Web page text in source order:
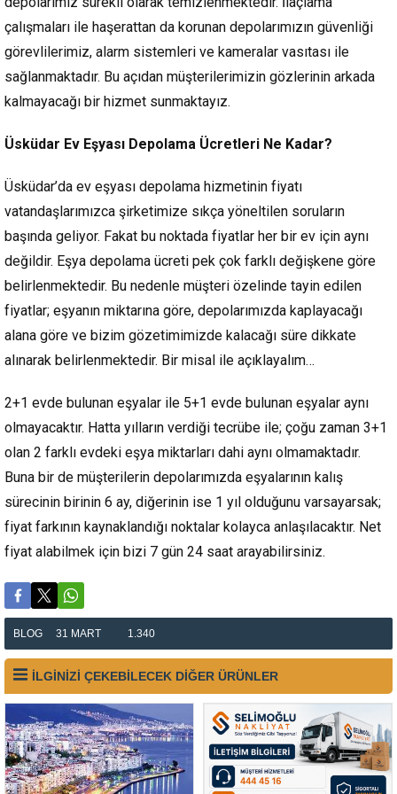
çalışmaları ile haşerattan da korunan depolarımızın güvenliği
görevlilerimiz, alarm sistemleri ve kameralar vasıtası ile
sağlanmaktadır. Bu açıdan müşterilerimizin gözlerinin arkada
kalmayacağı bir hizmet sunmaktayız.
Üsküdar Ev Eşyası Depolama Ücretleri Ne Kadar?
Üsküdar’da ev eşyası depolama hizmetinin fiyatı
vatandaşlarımızca şirketimize sıkça yöneltilen soruların
başında geliyor. Fakat bu noktada fiyatlar her bir ev için aynı
değildir. Eşya depolama ücreti pek çok farklı değişkene göre
belirlenmektedir. Bu nedenle müşteri özelinde tayin edilen
fiyatlar; eşyanın miktarına göre, depolarımızda kaplayacağı
alana göre ve bizim gözetimimizde kalacağı süre dikkate
alınarak belirlenmektedir. Bir misal ile açıklayalım…
2+1 evde bulunan eşyalar ile 5+1 evde bulunan eşyalar aynı
olmayacaktır. Hatta yılların verdiği tecrübe ile; çoğu zaman 3+1
olan 2 farklı evdeki eşya miktarları dahi aynı olmamaktadır.
Buna bir de müşterilerin depolarımızda eşyalarının kalış
sürecinin birinin 6 ay, diğerinin ise 1 yıl olduğunu varsayarsak;
fiyat farkının kaynaklandığı noktalar kolayca anlaşılacaktır. Net
fiyat alabilmek için bizi 7 gün 24 saat arayabilirsiniz.
BLOG 31 MART 1.340
İLGİNİZİ ÇEKEBİLECEK DİĞER ÜRÜNLER